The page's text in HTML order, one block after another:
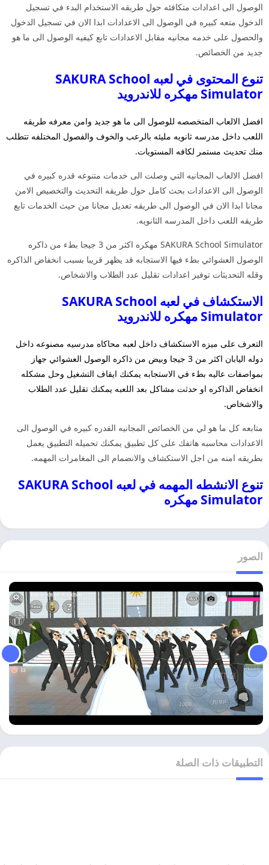
الوصول الى اعدادات متكافئه حول طريقه الاستخدام البدء في تسجيل
الدخول متعه كبيره في الوصول الى الاعدادات ابدا الان في تسجيل الدخول
والحصول على خدمه مجانيه مقابل الاعدادات تابع كيفيه الوصول الى ما هو
جديد من الخصائص.
تنوع المحتوى في لعبه SAKURA School
Simulator مهكره للاندرويد
افضل الالعاب المتخصصه للوصول الى ما هو جديد وامن معرفه طريقه
اللعب داخل مدرسه ثانويه مليئه بالرعب والخوف والفصول المختلفه تتطلب
منك تحديث مستمر لكافه المستويات.
افضل الالعاب المجانيه التي وصلت الى خدمات متنوعه قدره كبيره في
الوصول الى الاعدادات بحث كامل حول طريقه التحديث والتخصيص الامن
مجانا ابدا الان في الوصول الى طريقه تعديل مجانا من حيث الخدمات تابع
طريقه اللعب داخل المدرسه الثانويه.
SAKURA School Simulator مهكره اكثر من 3 جيجا بطء من ذاكره
الوصول العشوائي بطء فيها الاستجابه قد يظهر قريبا بسبب انخفاض الذاكره
وقله التحديثات توفير اعدادات تقليل عدد الطلاب والاشخاص.
الاستكشاف في لعبه SAKURA School
Simulator مهكره للاندرويد
التعرف على ميزه الاستكشاف داخل لعبه محاكاه مدرسيه مصنوعه داخل
دوله اليابان اكثر من 3 جيجا وبيض من ذاكره الوصول العشوائي جهاز
بمواصفات عاليه بطء في الاستجابه يمكنك ايقاف التشغيل وحل مشكله
انخفاض الذاكره او حدثت مشاكل بعد اللعبه يمكنك تقليل عدد الطلاب
والاشخاص.
متابعه كل ما هو لي من الخصائص المجانيه القدره كبيره في الوصول الى
الاعدادات محاسبه هاتفك على كل تطبيق يمكنك تحميله التطبيق يعمل
بطريقه امنه من اجل الاستكشاف والانضمام الى المغامرات المهمه.
تنوع الانشطه المهمه في لعبه SAKURA School
Simulator مهكره
الصور
التطبيقات ذات الصلة